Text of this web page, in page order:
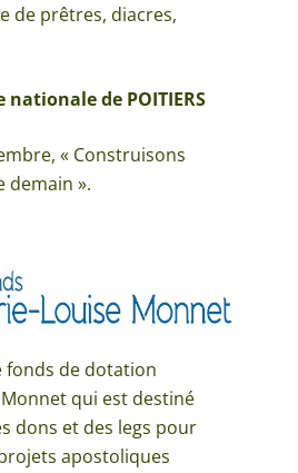
de prêtres, diacres,
nationale de POITIERS
« Construisons
demain ».
fonds de dotation
qui est destiné
dons et des legs pour
apostoliques